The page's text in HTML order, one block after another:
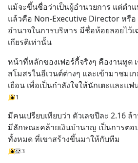
แม้จะขึ้นชื่อว่าเป็นผู้อำนวยการ แต่ตำ
แล้วคือ Non-Executive Director หรื
อำนาจในการบริหาร มีชื่อห้อยลอยไว้เ
เกียรติเท่านั้น
หน้าที่หลักของเฟอร์กี้จริงๆ คืองานทูต
สโมสรในอีเวนต์ต่างๆ และเข้ามาชมเ
เยือน เพื่อเป็นกำลังใจให้นักเตะและแฟ
1
มีคนเปรียบเทียบว่า ตัวเลขปีละ 2.16
มีลักษณะคล้ายเงินบำนาญ เป็นการตอ
ทั้งหมด ที่เขาสร้างขึ้นมาให้กับทีม
3